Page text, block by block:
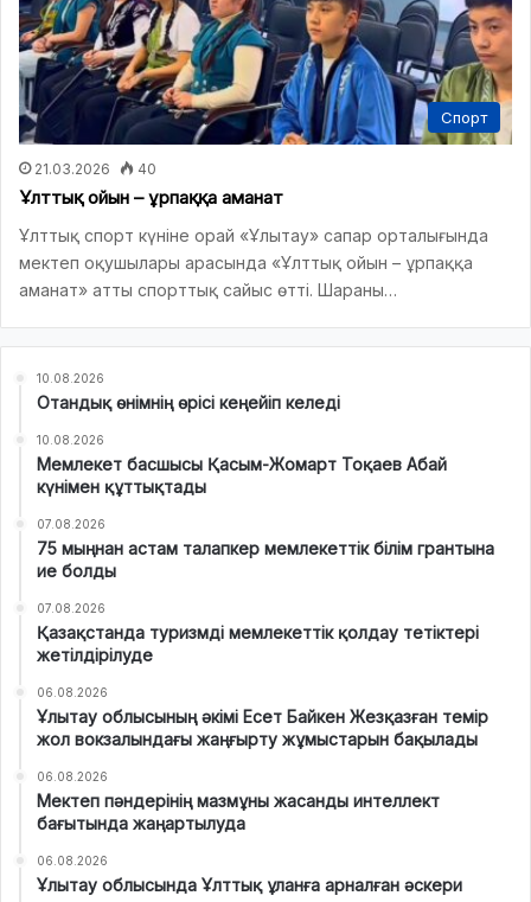
Спорт
21.03.2026 40
Ұлттық ойын – ұрпаққа аманат
Ұлттық спорт күніне орай «Ұлытау» сапар орталығында
мектеп оқушылары арасында «Ұлттық ойын – ұрпаққа
аманат» атты спорттық сайыс өтті. Шараны…
10.08.2026
Отандық өнімнің өрісі кеңейіп келеді
10.08.2026
Мемлекет басшысы Қасым-Жомарт Тоқаев Абай
күнімен құттықтады
07.08.2026
75 мыңнан астам талапкер мемлекеттік білім грантына
ие болды
07.08.2026
Қазақстанда туризмді мемлекеттік қолдау тетіктері
жетілдірілуде
06.08.2026
Ұлытау облысының әкімі Есет Байкен Жезқазған темір
жол вокзалындағы жаңғырту жұмыстарын бақылады
06.08.2026
Мектеп пәндерінің мазмұны жасанды интеллект
бағытында жаңартылуда
06.08.2026
Ұлытау облысында Ұлттық ұланға арналған әскери